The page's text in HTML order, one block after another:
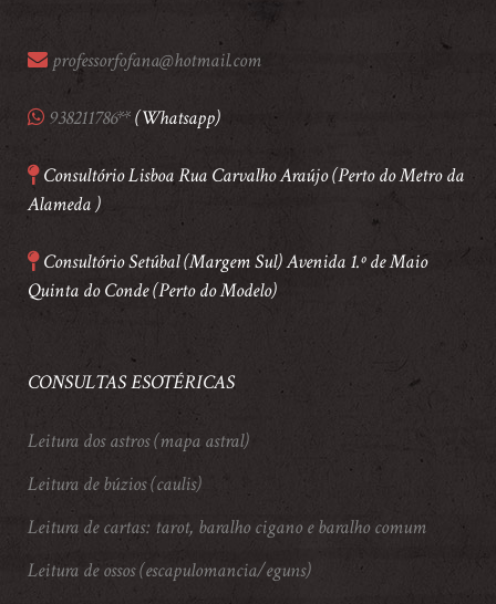
professorfofana@hotmail.com
938211786**(Whatsapp)
Consultório Lisboa Rua Carvalho Araújo (Perto do Metro da
Alameda )
Consultório Setúbal (Margem Sul) Avenida 1.º de Maio
Quinta do Conde (Perto do Modelo)
CONSULTAS ESOTÉRICAS
Leitura dos astros (mapa astral)
Leitura de búzios (caulis)
Leitura de cartas: tarot, baralho cigano e baralho comum
Leitura de ossos (escapulomancia/eguns)